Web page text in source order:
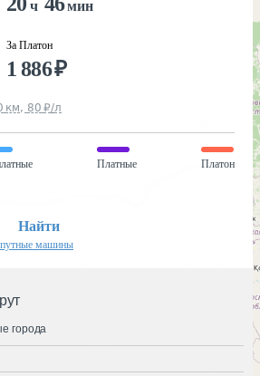
ч мин
За Платон
1 886₽
км, 80 ₽/л
Платные Платон
Найти
машины
города